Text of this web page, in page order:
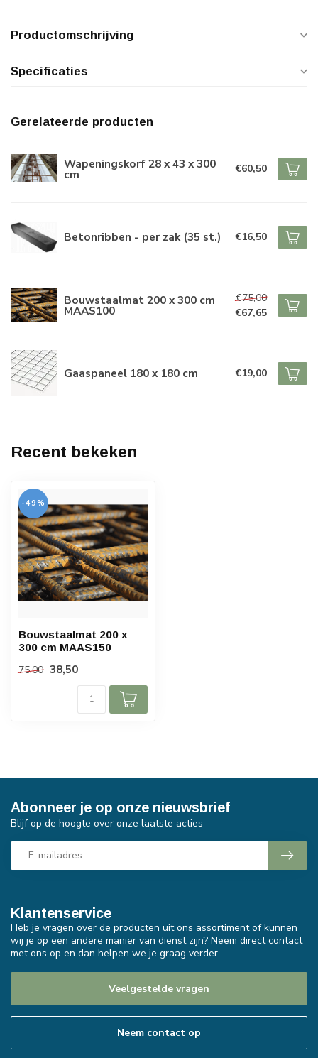
Productomschrijving
Specificaties
Gerelateerde producten
Wapeningskorf 28 x 43 x 300
cm €60,50
Betonribben - per zak (35 st.) €16,50
Bouwstaalmat 200 x 300 cm
MAAS100
€75,00
€67,65
Gaaspaneel 180 x 180 cm €19,00
Recent bekeken
-49%
Bouwstaalmat 200 x
300 cm MAAS150
75,00 38,50
Klantenservice
Heb je vragen over de producten uit ons assortiment of kunnen
wij je op een andere manier van dienst zijn? Neem direct contact
met ons op en dan helpen we je graag verder.
Veelgestelde vragen
Neem contact op
Abonneer je op onze nieuwsbrief
Blijf op de hoogte over onze laatste acties